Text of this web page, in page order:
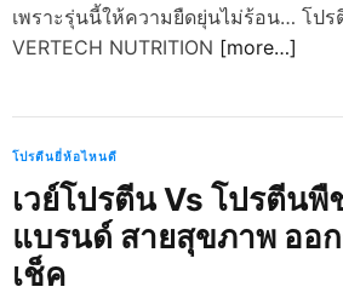
เพราะรุ่นนี้ให้ความยืดยุ่นไม่ร้อน… โป
VERTECH NUTRITION [more…]
โปรตีนยี่ห้อไหนดี
เวย์โปรตีน Vs โปรตีนพื
แบรนด์ สายสุขภาพ ออ
เช็ค